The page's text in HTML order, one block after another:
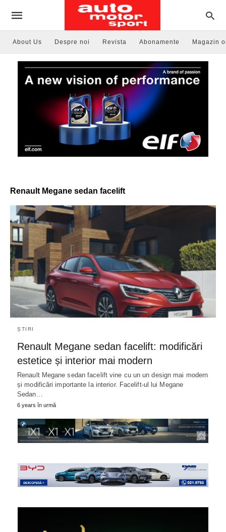
About Us Despre noi Revista Abonamente Magazin
Renault Megane sedan facelift
ȘTIRI
Renault Megane sedan facelift: modificări
estetice și interior mai modern
Renault Megane sedan facelift vine cu un un design mai modern
și modificări importante la interior. Facelift-ul lui Megane
Sedan…
6 years în urmă